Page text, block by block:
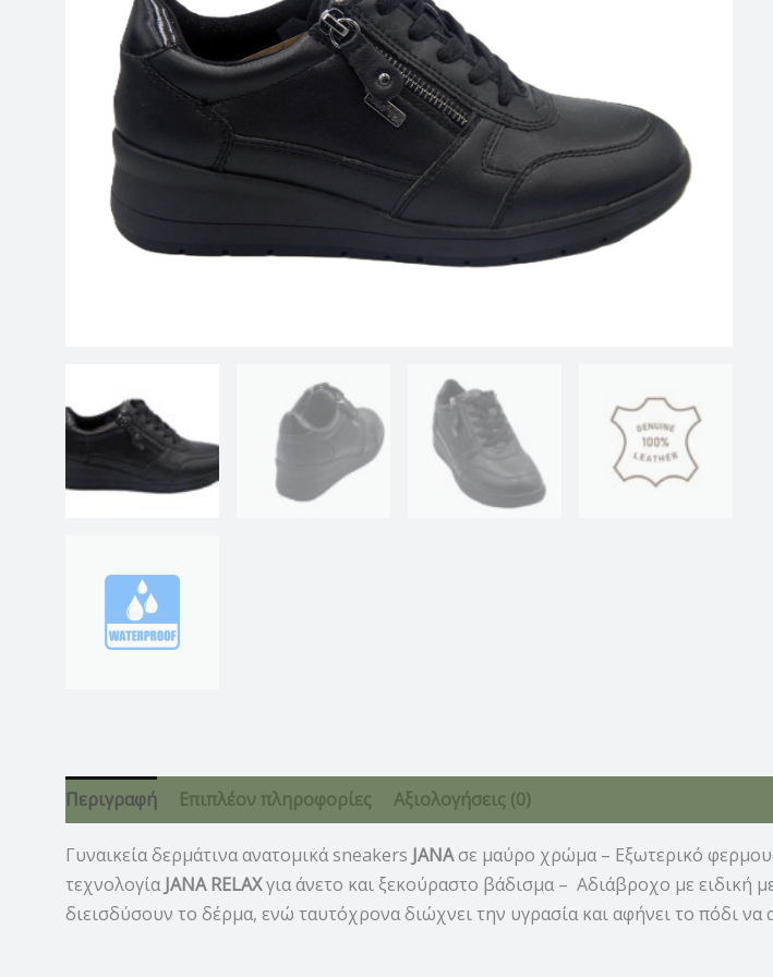
Περιγραφή Επιπλέον πληροφορίες Αξιολογήσεις (0)
Γυναικεία δερμάτινα ανατομικά sneakers JANAσε μαύρο χρώμα – Εξωτερικό
τεχνολογίαJANA RELAXγια άνετο και ξεκούραστο βάδισμα – Αδιάβροχο με ειδική
διεισδύσουν το δέρμα, ενώ ταυτόχρονα διώχνει την υγρασία και αφήνει το πόδι να